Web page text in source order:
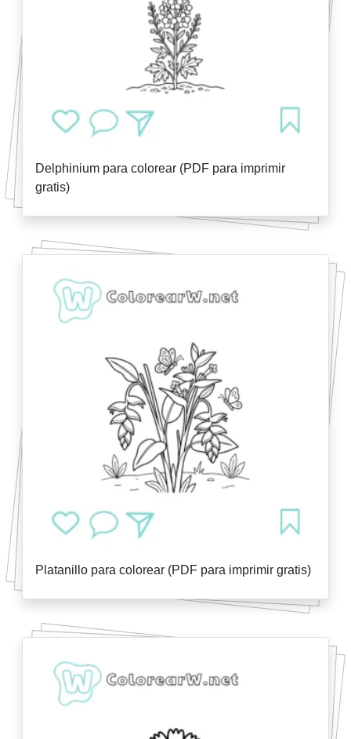
Delphinium para colorear (PDF para imprimir
gratis)
Platanillo para colorear (PDF para imprimir gratis)